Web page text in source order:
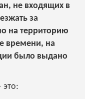
не входящих в
за
на территорию
времени, на
было выдано
это: